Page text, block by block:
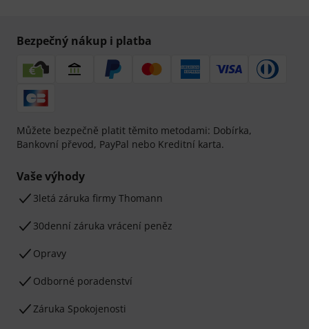
Bezpečný nákup i platba
Můžete bezpečně platit těmito metodami: Dobírka,
Bankovní převod, PayPal nebo Kreditní karta.
Vaše výhody
3letá záruka firmy Thomann
30denní záruka vrácení peněz
Opravy
Odborné poradenství
Záruka Spokojenosti